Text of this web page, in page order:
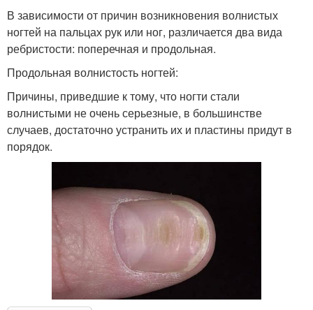
В зависимости от причин возникновения волнистых
ногтей на пальцах рук или ног, различается два вида
ребристости: поперечная и продольная.
Продольная волнистость ногтей:
Причины, приведшие к тому, что ногти стали
волнистыми не очень серьезные, в большинстве
случаев, достаточно устранить их и пластины придут в
порядок.